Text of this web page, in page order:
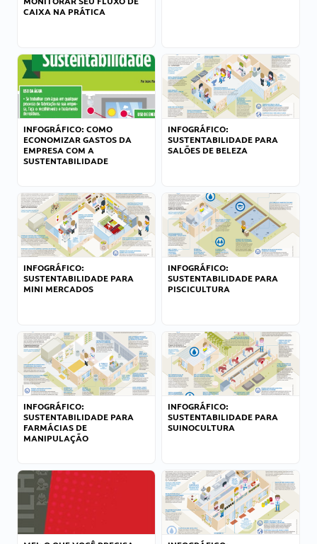
CAIXA NA PRÁTICA
INFOGRÁFICO: COMO
ECONOMIZAR GASTOS DA
EMPRESA COM A
SUSTENTABILIDADE
INFOGRÁFICO:
SUSTENTABILIDADE PARA
SALÕES DE BELEZA
INFOGRÁFICO:
SUSTENTABILIDADE PARA
MINI MERCADOS
INFOGRÁFICO:
SUSTENTABILIDADE PARA
PISCICULTURA
INFOGRÁFICO:
SUSTENTABILIDADE PARA
FARMÁCIAS DE
MANIPULAÇÃO
INFOGRÁFICO:
SUSTENTABILIDADE PARA
SUINOCULTURA